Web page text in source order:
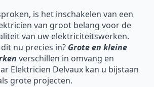
is het inschakelen van een
van groot belang voor de
van uw elektriciteitswerken.
nu precies in? Grote en kleine
verschillen in omvang en
Elektricien Delvaux kan u bijstaan
grote projecten.